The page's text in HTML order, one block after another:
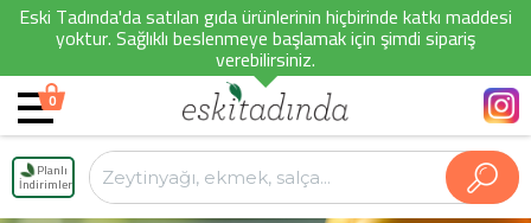
Eski Tadında'da satılan gıda ürünlerinin hiçbirinde katkı maddesi
yoktur. Sağlıklı beslenmeye başlamak için şimdi sipariş
verebilirsiniz.
0
Planlı
İndirimler